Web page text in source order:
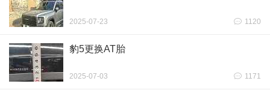
2025-07-23 1120
豹5更换AT胎
2025-07-03 1171